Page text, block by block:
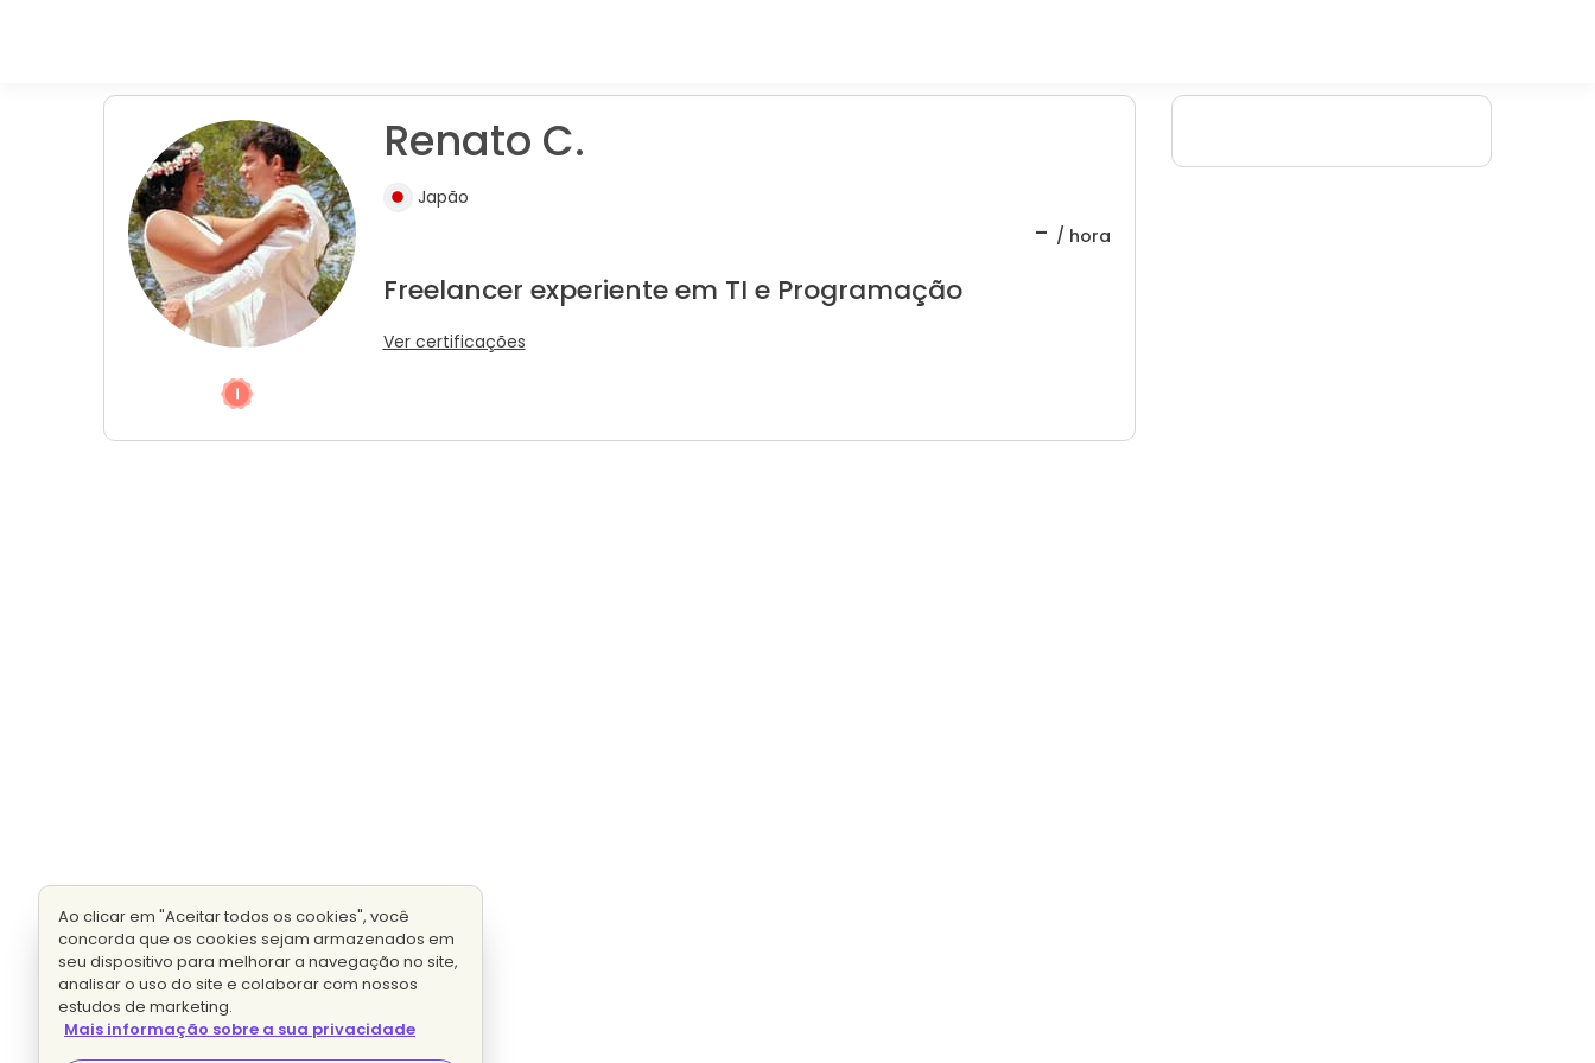
Renato C.
Japão
- / hora
Freelancer experiente em TI e Programação
Ver certificações
Ao clicar em "Aceitar todos os cookies", você
concorda que os cookies sejam armazenados em
seu dispositivo para melhorar a navegação no site,
analisar o uso do site e colaborar com nossos
estudos de marketing.
Mais informação sobre a sua privacidade